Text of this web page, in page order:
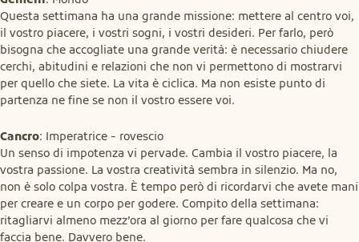
Questa settimana ha una grande missione: mettere al centro voi,
il vostro piacere, i vostri sogni, i vostri desideri. Per farlo, però
bisogna che accogliate una grande verità: è necessario chiudere
cerchi, abitudini e relazioni che non vi permettono di mostrarvi
per quello che siete. La vita è ciclica. Ma non esiste punto di
partenza ne fine se non il vostro essere voi.
Cancro: Imperatrice - rovescio
Un senso di impotenza vi pervade. Cambia il vostro piacere, la
vostra passione. La vostra creatività sembra in silenzio. Ma no,
non è solo colpa vostra. È tempo però di ricordarvi che avete mani
per creare e un corpo per godere. Compito della settimana:
ritagliarvi almeno mezz’ora al giorno per fare qualcosa che vi
faccia bene. Davvero bene.